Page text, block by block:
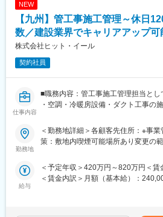
◎異なる分野・異なる業種へのチャレ
◎管理職・マネジメントやスペシャ
できる
◆スキルアップ支援体制：
◎24時間365日好きな時間に技術系動
◎Zoomにて技術研修を月数回開催！
広いトピックスを用意
◎スキルUPが給与UPにつながる！
質チェックを担当します。書類作成
り、PCスキルを身につけながら、20
す。「専門知識がないけど大丈夫か
さい。
■研修・フォロー制度
メール作成、業務の流れ、建築構造
管理などを学びます。
したいことはないか？」などの現状
の明確化をお手伝いするために定期
る担当がつきますので入社後もご安
その他、女性懇談会、年次別フォロ
NEW
【九州】管工事施工管理～休日
数／建設業界でキャリアアップ可
株式会社ヒット・イール
契約社員
仕事内容
■職務内容：管工事施工管理担当とし
・空調・冷暖房設備・ダクト工事の
■同社の強み
建設・プラント業界を中心に、施工
アップできるチャンスが多くありま
があるからこそ実現できる夢へのバ
勤務地
＜勤務地詳細＞各顧客先住所：※事
策：敷地内喫煙可能場所あり変更の
給与
＜予定年収＞420万円～820万円＜
＜賃金内訳＞月額（基本給）：